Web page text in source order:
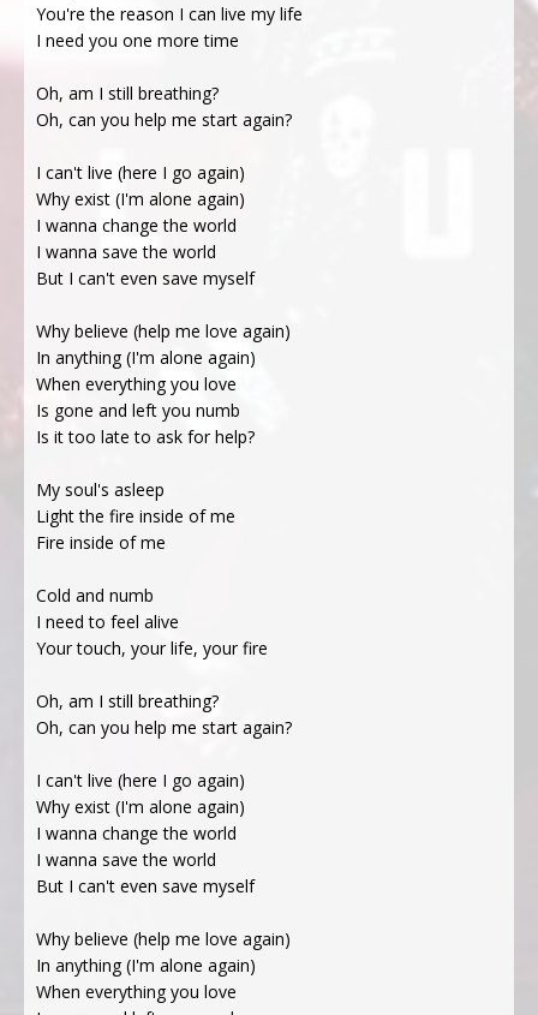
You're the reason I can live my life
I need you one more time
Oh, am I still breathing?
Oh, can you help me start again?
I can't live (here I go again)
Why exist (I'm alone again)
I wanna change the world
I wanna save the world
But I can't even save myself
Why believe (help me love again)
In anything (I'm alone again)
When everything you love
Is gone and left you numb
Is it too late to ask for help?
My soul's asleep
Light the fire inside of me
Fire inside of me
Cold and numb
I need to feel alive
Your touch, your life, your fire
Oh, am I still breathing?
Oh, can you help me start again?
I can't live (here I go again)
Why exist (I'm alone again)
I wanna change the world
I wanna save the world
But I can't even save myself
Why believe (help me love again)
In anything (I'm alone again)
When everything you love